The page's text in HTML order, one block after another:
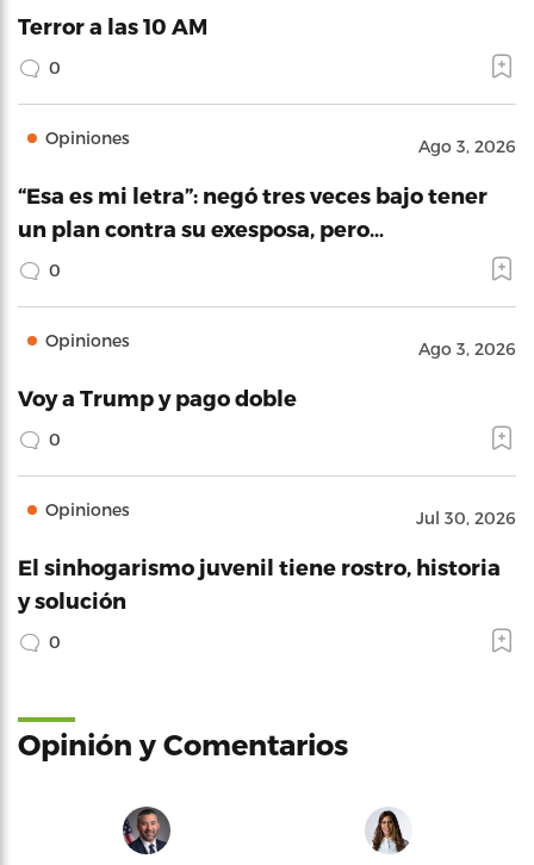
Terror a las 10 AM
0
Opiniones Ago 3, 2026
“Esa es mi letra”: negó tres veces bajo tener
un plan contra su exesposa, pero…
0
Opiniones Ago 3, 2026
Voy a Trump y pago doble
0
Opiniones Jul 30, 2026
El sinhogarismo juvenil tiene rostro, historia
y solución
0
Opinión y Comentarios